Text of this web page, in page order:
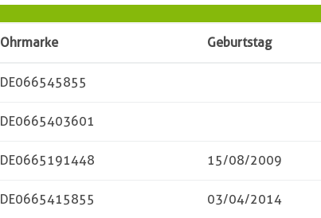
Ohrmarke Geburtstag
DE066545855
DE0665403601
DE0665191448 15/08/2009
DE0665415855 03/04/2014